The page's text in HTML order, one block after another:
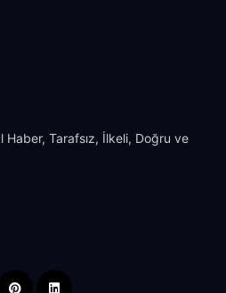
Tarafsız, İlkeli, Doğru ve